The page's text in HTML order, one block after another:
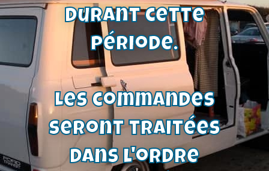
durant cette
période.
Les commandes
seront traitées
dans l'ordre